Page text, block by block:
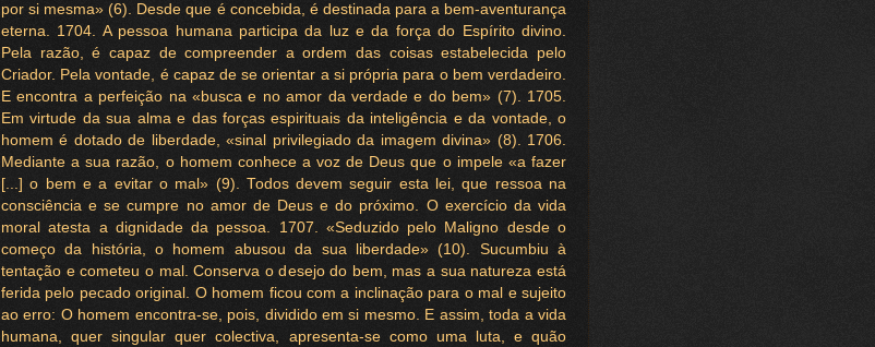
por si mesma» (6). Desde que é concebida, é destinada para a bem-aventurança
eterna. 1704. A pessoa humana participa da luz e da força do Espírito divino.
Pela razão, é capaz de compreender a ordem das coisas estabelecida pelo
Criador. Pela vontade, é capaz de se orientar a si própria para o bem verdadeiro.
E encontra a perfeição na «busca e no amor da verdade e do bem» (7). 1705.
Em virtude da sua alma e das forças espirituais da inteligência e da vontade, o
homem é dotado de liberdade, «sinal privilegiado da imagem divina» (8). 1706.
Mediante a sua razão, o homem conhece a voz de Deus que o impele «a fazer
[...] o bem e a evitar o mal» (9). Todos devem seguir esta lei, que ressoa na
consciência e se cumpre no amor de Deus e do próximo. O exercício da vida
moral atesta a dignidade da pessoa. 1707. «Seduzido pelo Maligno desde o
começo da história, o homem abusou da sua liberdade» (10). Sucumbiu à
tentação e cometeu o mal. Conserva o desejo do bem, mas a sua natureza está
ferida pelo pecado original. O homem ficou com a inclinação para o mal e sujeito
ao erro: O homem encontra-se, pois, dividido em si mesmo. E assim, toda a vida
humana, quer singular quer colectiva, apresenta-se como uma luta, e quão